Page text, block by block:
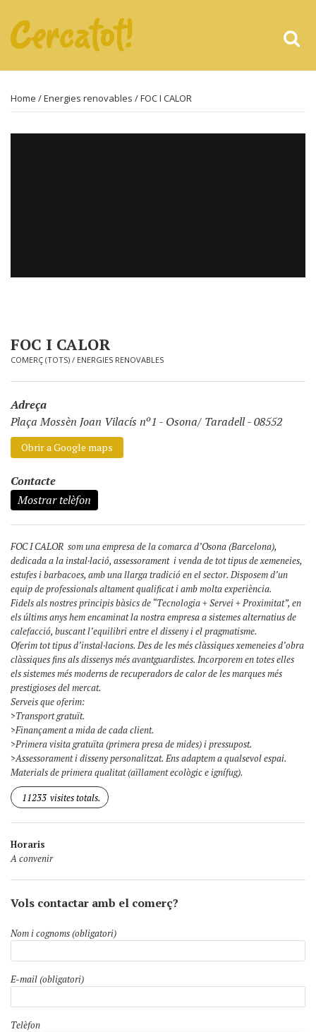
Home /Energies renovables / FOC I CALOR
FOC I CALOR
COMERÇ (TOTS) / ENERGIES RENOVABLES
Adreça
Plaça Mossèn Joan Vilacís nº1 - Osona/ Taradell - 08552
Obrir a Google maps
Contacte
Mostrar telèfon
FOC I CALOR som una empresa de la comarca d’Osona (Barcelona),
dedicada a la instal·lació, assessorament i venda de tot tipus de xemeneies,
estufes i barbacoes, amb una llarga tradició en el sector. Disposem d’un
equip de professionals altament qualificat i amb molta experiència.
Fidels als nostres principis bàsics de “Tecnologia + Servei + Proximitat”, en
els últims anys hem encaminat la nostra empresa a sistemes alternatius de
calefacció, buscant l’equilibri entre el disseny i el pragmatisme.
Oferim tot tipus d’instal·lacions. Des de les més clàssiques xemeneies d’obra
clàssiques fins als dissenys més avantguardistes. Incorporem en totes elles
els sistemes més moderns de recuperadors de calor de les marques més
prestigioses del mercat.
Serveis que oferim:
>Transport gratuït.
>Finançament a mida de cada client.
>Primera visita gratuïta (primera presa de mides) i pressupost.
>Assessorament i disseny personalitzat. Ens adaptem a qualsevol espai.
Materials de primera qualitat (aïllament ecològic e ignífug).
11233 visites totals.
Horaris
A convenir
Vols contactar amb el comerç?
Nom i cognoms (obligatori)
E-mail (obligatori)
Telèfon